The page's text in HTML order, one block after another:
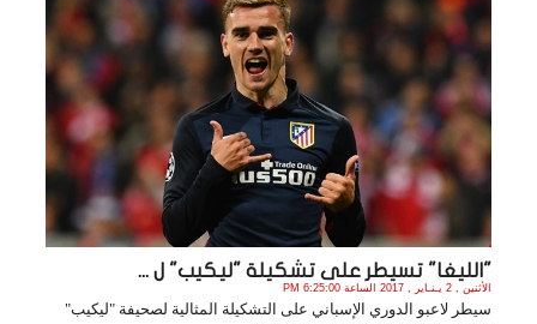
"الليغا" تسيطر على تشكيلة "ليكيب" ل ...
الأثنين , 2 يـنـاير , 2017 الساعة 6:25:00 PM
سيطر لاعبو الدوري الإسباني على التشكيلة المثالية لصحيفة "ليكيب"